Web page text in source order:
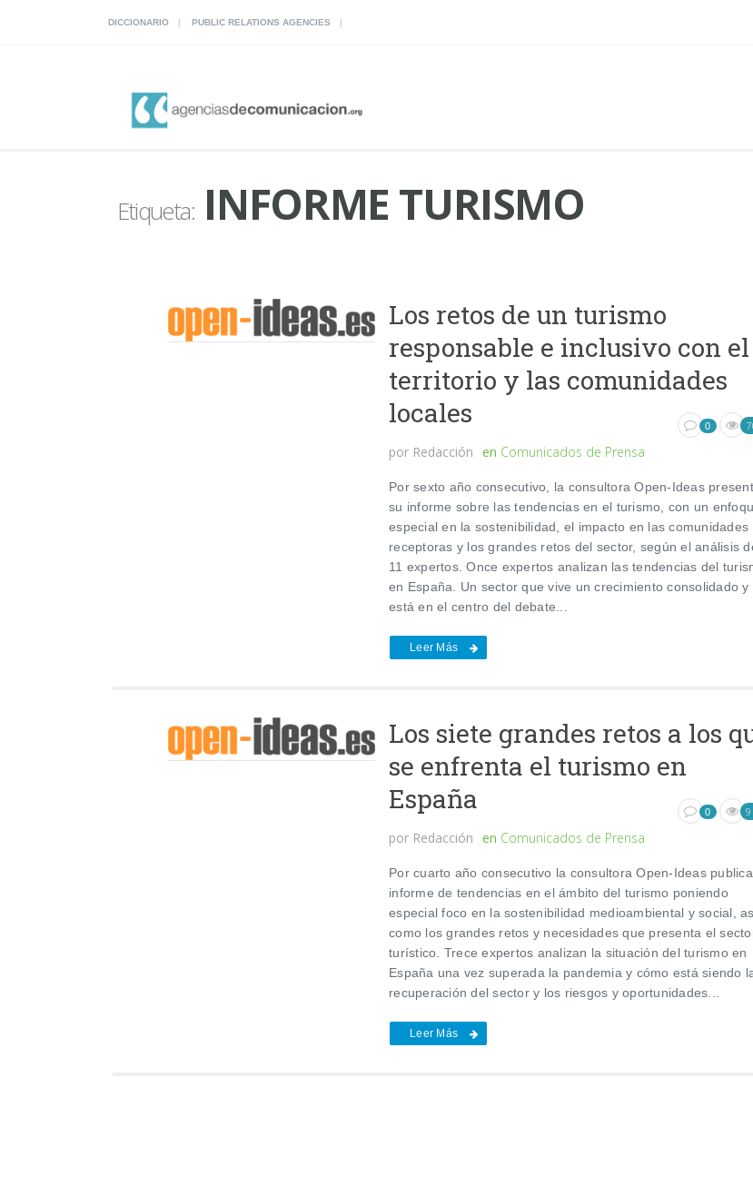
DICCIONARIO PUBLIC RELATIONS AGENCIES
Etiqueta:INFORME TURISMO
Los retos de un turismo
responsable e inclusivo con el
territorio y las comunidades
locales
por Redacción en Comunicados de Prensa
0
Por sexto año consecutivo, la consultora Open-Ideas
su informe sobre las tendencias en el turismo, con un
especial en la sostenibilidad, el impacto en las comunidades
receptoras y los grandes retos del sector, según el análisis
11 expertos. Once expertos analizan las tendencias del
en España. Un sector que vive un crecimiento consolidado y
está en el centro del debate...
Leer Más
Los siete grandes retos a los
se enfrenta el turismo en
España
por Redacción en Comunicados de Prensa
0
Por cuarto año consecutivo la consultora Open-Ideas
informe de tendencias en el ámbito del turismo poniendo
especial foco en la sostenibilidad medioambiental y social,
como los grandes retos y necesidades que presenta el
turístico. Trece expertos analizan la situación del turismo en
España una vez superada la pandemia y cómo está siendo
recuperación del sector y los riesgos y oportunidades...
Leer Más